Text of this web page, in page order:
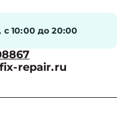
10:00 до 20:00
repair.ru